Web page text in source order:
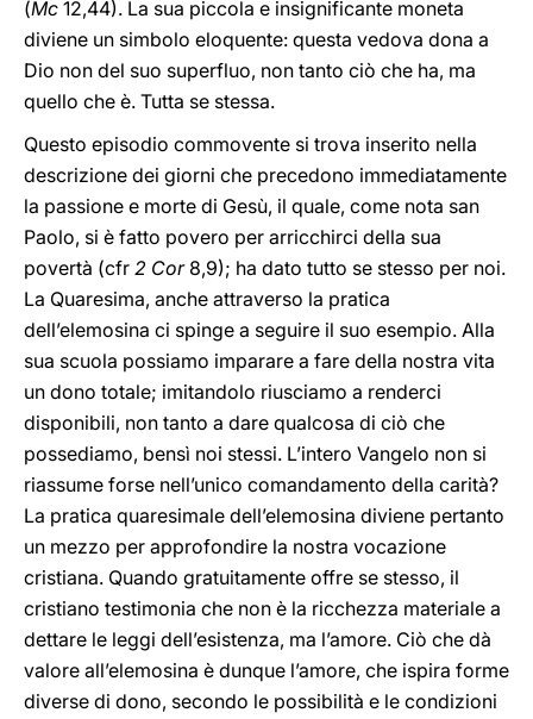
(Mc 12,44). La sua piccola e insignificante moneta
diviene un simbolo eloquente: questa vedova dona a
Dio non del suo superfluo, non tanto ciò che ha, ma
quello che è. Tutta se stessa.
Questo episodio commovente si trova inserito nella
descrizione dei giorni che precedono immediatamente
la passione e morte di Gesù, il quale, come nota san
Paolo, si è fatto povero per arricchirci della sua
povertà (cfr 2 Cor8,9); ha dato tutto se stesso per noi.
La Quaresima, anche attraverso la pratica
dell’elemosina ci spinge a seguire il suo esempio. Alla
sua scuola possiamo imparare a fare della nostra vita
un dono totale; imitandolo riusciamo a renderci
disponibili, non tanto a dare qualcosa di ciò che
possediamo, bensì noi stessi. L’intero Vangelo non si
riassume forse nell’unico comandamento della carità?
La pratica quaresimale dell’elemosina diviene pertanto
un mezzo per approfondire la nostra vocazione
cristiana. Quando gratuitamente offre se stesso, il
cristiano testimonia che non è la ricchezza materiale a
dettare le leggi dell’esistenza, ma l’amore. Ciò che dà
valore all’elemosina è dunque l’amore, che ispira forme
diverse di dono, secondo le possibilità e le condizioni